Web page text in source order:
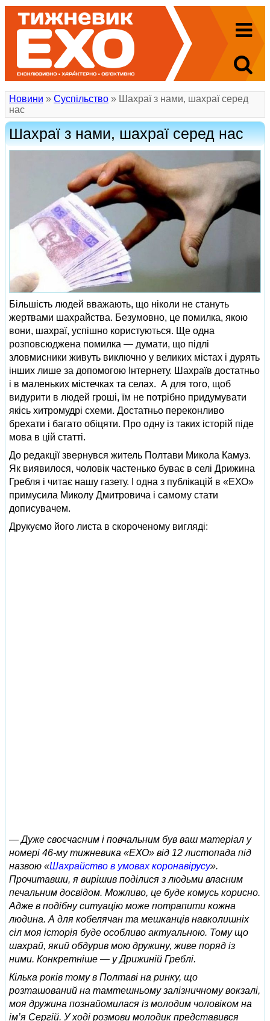
Новини » Суспільство » Шахраї з нами, шахраї серед
нас
Шахраї з нами, шахраї серед нас
Більшість людей вважають, що ніколи не стануть
жертвами шахрайства. Безумовно, це помилка, якою
вони, шахраї, успішно користуються. Ще одна
розповсюджена помилка — думати, що підлі
зловмисники живуть виключно у великих містах і дурять
інших лише за допомогою Інтернету. Шахраїв достатньо
і в маленьких містечках та селах. А для того, щоб
видурити в людей гроші, їм не потрібно придумувати
якісь хитромудрі схеми. Достатньо переконливо
брехати і багато обіцяти. Про одну із таких історій піде
мова в цій статті.
До редакції звернувся житель Полтави Микола Камуз.
Як виявилося, чоловік частенько буває в селі Дрижина
Гребля і читає нашу газету. І одна з публікацій в «ЕХО»
примусила Миколу Дмитровича і самому стати
дописувачем.
Друкуємо його листа в скороченому вигляді:
— Дуже своєчасним і повчальним був ваш матеріал у
номері 46-му тижневика «ЕХО» від 12 листопада під
назвою «Шахрайство в умовах коронавірусу».
Прочитавши, я вирішив поділися з людьми власним
печальним досвідом. Можливо, це буде комусь корисно.
Адже в подібну ситуацію може потрапити кожна
людина. А для кобелячан та мешканців навколишніх
сіл моя історія буде особливо актуальною. Тому що
шахрай, який обдурив мою дружину, живе поряд із
ними. Конкретніше — у Дрижиній Греблі.
Кілька років тому в Полтаві на ринку, що
розташований на тамтешньому залізничному вокзалі,
моя дружина познайомилася із молодим чоловіком на
ім’я Сергій. У ході розмови молодик представився